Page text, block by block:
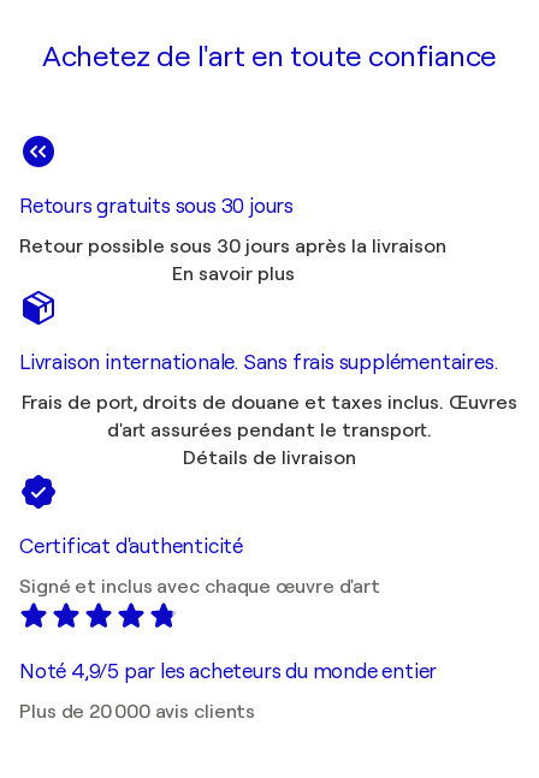
Achetez de l'art en toute confiance
Retours gratuits sous 30 jours
Retour possible sous 30 jours après la livraison
En savoir plus
Livraison internationale. Sans frais supplémentaires.
Frais de port, droits de douane et taxes inclus. Œuvres
d'art assurées pendant le transport.
Détails de livraison
Certificat d'authenticité
Signé et inclus avec chaque œuvre d'art
Noté 4,9/5 par les acheteurs du monde entier
Plus de 20 000 avis clients